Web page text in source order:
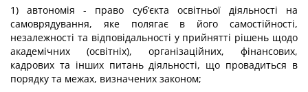
1) автономія - право суб’єкта освітньої діяльності на
самоврядування, яке полягає в його самостійності,
незалежності та відповідальності у прийнятті рішень щодо
академічних (освітніх), організаційних, фінансових,
кадрових та інших питань діяльності, що провадиться в
порядку та межах, визначених законом;